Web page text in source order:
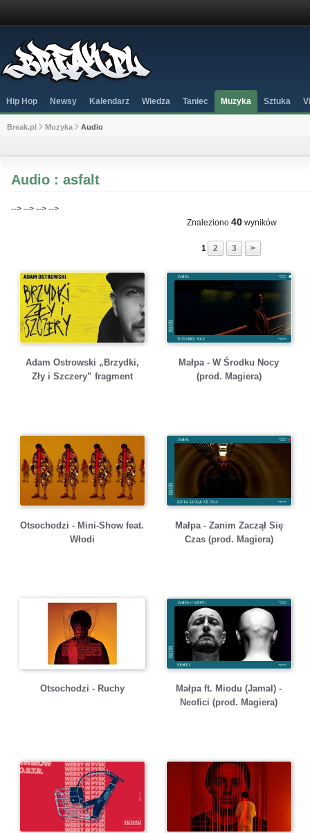
Hip Hop Newsy Kalendarz Wiedza Taniec Muzyka Sztuka
Break.pl Muzyka Audio
Audio : asfalt
--> --> --> -->
Znaleziono 40 wyników
1 2 3 >
Adam Ostrowski „Brzydki,
Zły i Szczery” fragment
Małpa - W Środku Nocy
(prod. Magiera)
Otsochodzi - Mini-Show feat.
Włodi
Małpa - Zanim Zaczął Się
Czas (prod. Magiera)
Otsochodzi - Ruchy
Małpa ft. Miodu (Jamal) -
Neofici (prod. Magiera)